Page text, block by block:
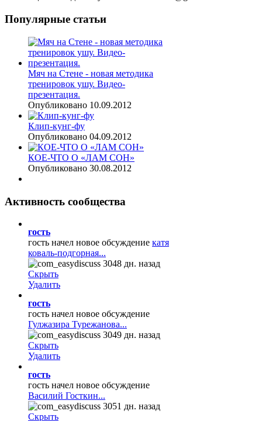
Популярные статьи
Мяч на Стене - новая методика
тренировок ушу. Видео-
презентация.
Опубликовано 10.09.2012
Клип-кунг-фу
Опубликовано 04.09.2012
КОЕ-ЧТО О «ЛАМ СОН»
Опубликовано 30.08.2012
Активность сообщества
гость
гость начел новое обсуждение катя
коваль-подгорная...
3048 дн. назад
Скрыть
Удалить
гость
гость начел новое обсуждение
Гулжазира Турежанова...
3049 дн. назад
Скрыть
Удалить
гость
гость начел новое обсуждение
Василий Госткин...
3051 дн. назад
Скрыть